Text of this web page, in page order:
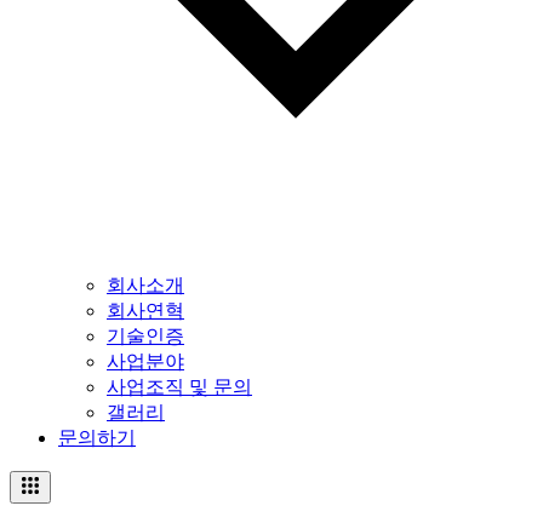
회사소개
회사연혁
기술인증
사업분야
사업조직 및 문의
갤러리
문의하기